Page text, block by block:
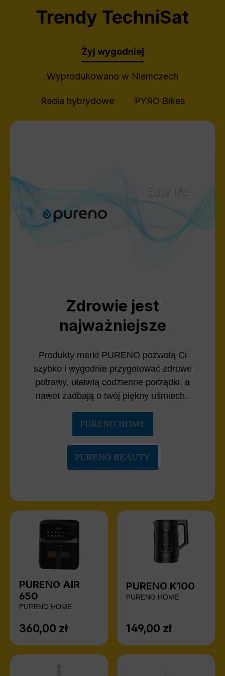
Trendy TechniSat
Żyj wygodniej
Wyprodukowano w Niemczech
Radia hybrydowe PYRO Bikes
Zdrowie jest
najważniejsze
Produkty marki PURENO pozwolą Ci
szybko i wygodnie przygotować zdrowe
potrawy, ułatwią codzienne porządki, a
nawet zadbają o twój piękny uśmiech.
PURENO HOME
PURENO BEAUTY
PURENO AIR
650
PURENO HOME
Cena regularna:
360,00 zł
PURENO K100
PURENO HOME
Cena regularna:
149,00 zł